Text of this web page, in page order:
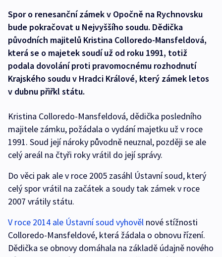
Spor o renesanční zámek v Opočně na Rychnovsku
bude pokračovat u Nejvyššího soudu. Dědička
původních majitelů Kristina Colloredo-Mansfeldová,
která se o majetek soudí už od roku 1991, totiž
podala dovolání proti pravomocnému rozhodnutí
Krajského soudu v Hradci Králové, který zámek letos
v dubnu přiřkl státu.
Kristina Colloredo-Mansfeldová, dědička posledního
majitele zámku, požádala o vydání majetku už v roce
1991. Soud její nároky původně neuznal, později se ale
celý areál na čtyři roky vrátil do její správy.
Do věci pak ale v roce 2005 zasáhl Ústavní soud, který
celý spor vrátil na začátek a soudy tak zámek v roce
2007 vrátily státu.
V roce 2014 ale Ústavní soud vyhověl nové stížnosti
Colloredo-Mansfeldové, která žádala o obnovu řízení.
Dědička se obnovy domáhala na základě údajně nového